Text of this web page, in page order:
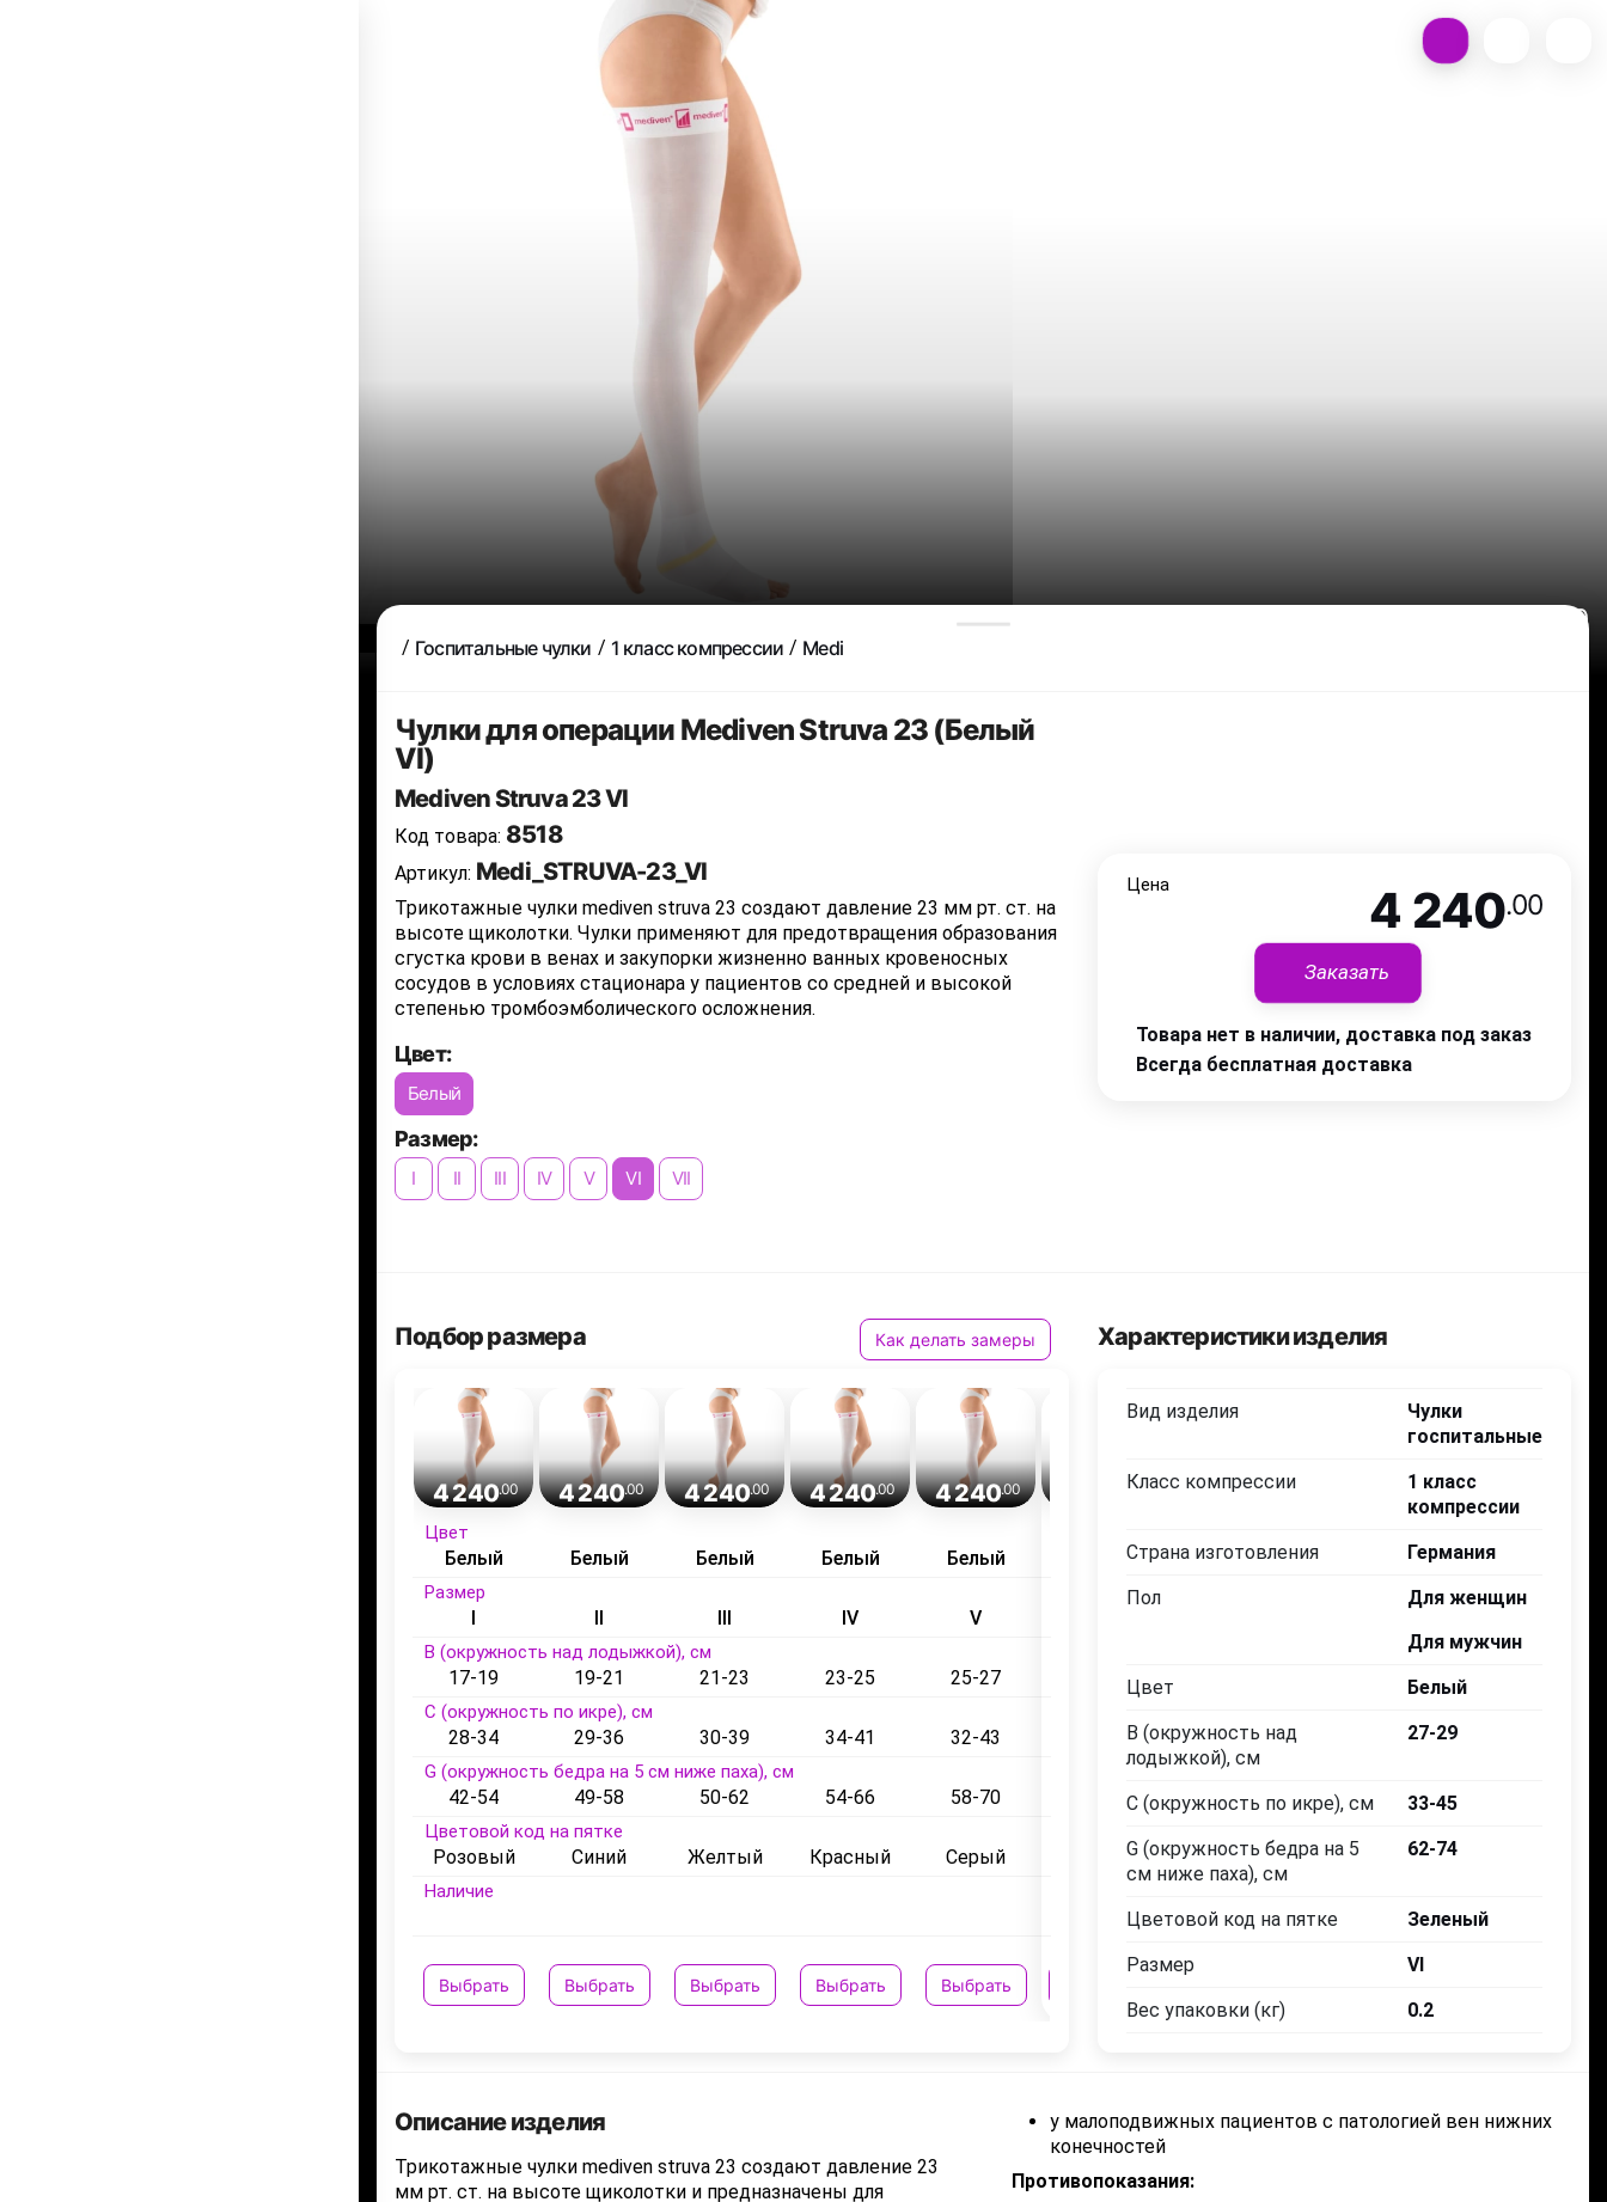
4 240 .00
Госпитальные чулки 1 класс компрессии Medi
Чулки для операции Mediven Struva 23 (Белый
VI)
Mediven Struva 23 VI
Код товара: 8518
Артикул: Medi_STRUVA-23_VI
Трикотажные чулки mediven struva 23 создают давление 23 мм рт. ст. на
высоте щиколотки. Чулки применяют для предотвращения образования
сгустка крови в венах и закупорки жизненно ванных кровеносных
сосудов в условиях стационара у пациентов со средней и высокой
степенью тромбоэмболического осложнения.
Цвет:
Белый
Размер:
I II III IV V VI VII
Цена 4 240.00
Заказать
Товара нет в наличии, доставка под заказ
Всегда бесплатная доставка
Подбор размера Как делать замеры
Цвет
Размер
B (окружность над лодыжкой), см
C (окружность по икре), см
G (окружность бедра на 5 см ниже паха), см
Цветовой код на пятке
Наличие
4 240.00
Белый
I
17-19
28-34
42-54
Розовый
Выбрать
4 240.00
Белый
II
19-21
29-36
49-58
Синий
Выбрать
4 240.00
Белый
III
21-23
30-39
50-62
Желтый
Выбрать
4 240.00
Белый
IV
23-25
34-41
54-66
Красный
Выбрать
4 240.00
Белый
V
25-27
32-43
58-70
Серый
Выбрать
.00
Белый
Зеленый
4 240.00
Белый
34-47
66-78
Коричневый
Характеристики изделия
Вид изделия
Чулки
госпитальные
Класс компрессии
1 класс
компрессии
Страна изготовления
Германия
Пол
Для женщин
Для мужчин
Цвет
Белый
B (окружность над
лодыжкой), см
27-29
C (окружность по икре), см
33-45
G (окружность бедра на 5
см ниже паха), см
62-74
Цветовой код на пятке
Зеленый
Размер
VI
Вес упаковки (кг)
0.2
Описание изделия
Трикотажные чулки mediven struva 23 создают давление 23
мм рт. ст. на высоте щиколотки и предназначены для
у малоподвижных пациентов с патологией вен нижних
конечностей
Противопоказания: